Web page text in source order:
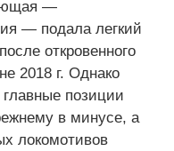
—
— подала легкий
откровенного
2018 г. Однако
позиции
в минусе, а
локомотивов